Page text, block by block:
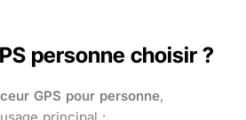
personne choisir ?
GPS pour personne,
principal :